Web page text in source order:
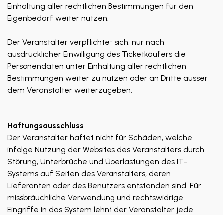
Einhaltung aller rechtlichen Bestimmungen für den
Eigenbedarf weiter nutzen.
Der Veranstalter verpflichtet sich, nur nach
ausdrücklicher Einwilligung des Ticketkäufers die
Personendaten unter Einhaltung aller rechtlichen
Bestimmungen weiter zu nutzen oder an Dritte ausser
dem Veranstalter weiterzugeben.
Haftungsausschluss
Der Veranstalter haftet nicht für Schäden, welche
infolge Nutzung der Websites des Veranstalters durch
Störung, Unterbrüche und Überlastungen des IT-
Systems auf Seiten des Veranstalters, deren
Lieferanten oder des Benutzers entstanden sind. Für
missbräuchliche Verwendung und rechtswidrige
Eingriffe in das System lehnt der Veranstalter jede